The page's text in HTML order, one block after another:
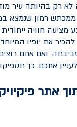
רק בהיותה עיר
רמון שנמצא
חוויה
את יופיו
ואם אתם
אתכם. כך